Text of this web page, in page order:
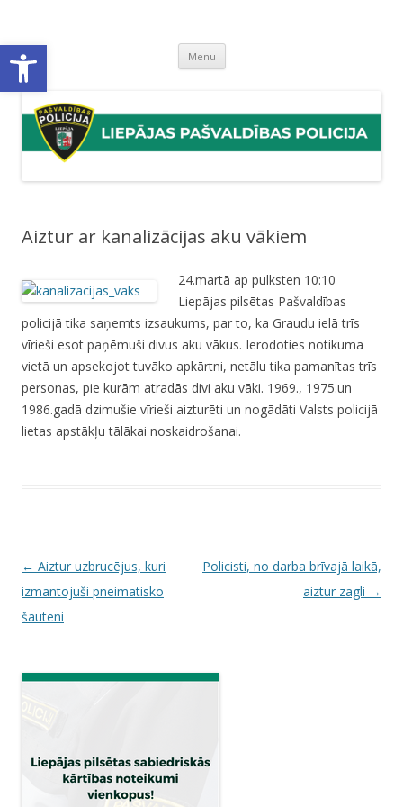
Open toolbar Menu Skip
content
Aiztur ar kanalizācijas aku vākiem
24.martā ap pulksten 10:10
Liepājas pilsētas Pašvaldības
policijā tika saņemts izsaukums, par to, ka Graudu ielā trīs
vīrieši esot paņēmuši divus aku vākus. Ierodoties notikuma
vietā un apsekojot tuvāko apkārtni, netālu tika pamanītas trīs
personas, pie kurām atradās divi aku vāki. 1969., 1975.un
1986.gadā dzimušie vīrieši aizturēti un nogādāti Valsts policijā
lietas apstākļu tālākai noskaidrošanai.
P
o
s
← Aiztur uzbrucējus, kuri
izmantojuši pneimatisko
šauteni
Policisti, no darba brīvajā laikā,
aiztur zagli →